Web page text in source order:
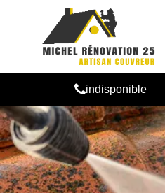
indisponible